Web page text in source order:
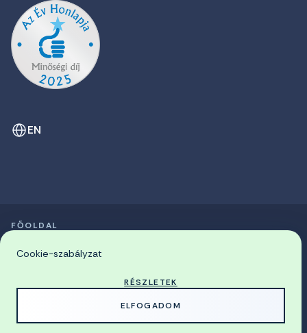
EN
© 2026 Miskolci Egyetem
FŐOLDAL
Cookie-szabályzat
RÉSZLETEK
ELFOGADOM